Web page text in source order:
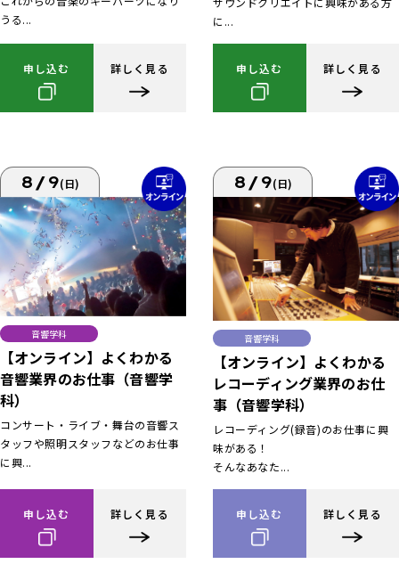
うる...
申し込む 詳しく見る
に...
申し込む 詳しく見る
8/9(日)
音響学科
【オンライン】よくわかる
音響業界のお仕事（音響学
科）
コンサート・ライブ・舞台の音響ス
タッフや照明スタッフなどのお仕事
に興...
申し込む 詳しく見る
8/9(日)
音響学科
【オンライン】よくわかる
レコーディング業界のお仕
事（音響学科）
レコーディング(録音)のお仕事に興
味がある！
そんなあなた...
申し込む 詳しく見る